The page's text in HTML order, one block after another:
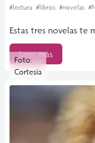
#lectura #libros #novelas
Estas tres novelas te
Leer más
Foto:
Cortesía